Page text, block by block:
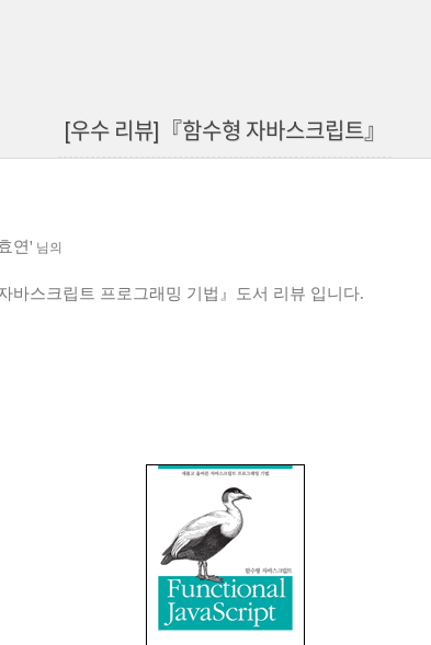
[우수 리뷰]『함수형 자바스크립트』
연' 님의
바스크립트 프로그래밍 기법』도서 리뷰 입니다.